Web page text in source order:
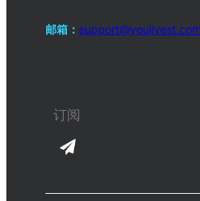
邮箱： support@youjivest.com